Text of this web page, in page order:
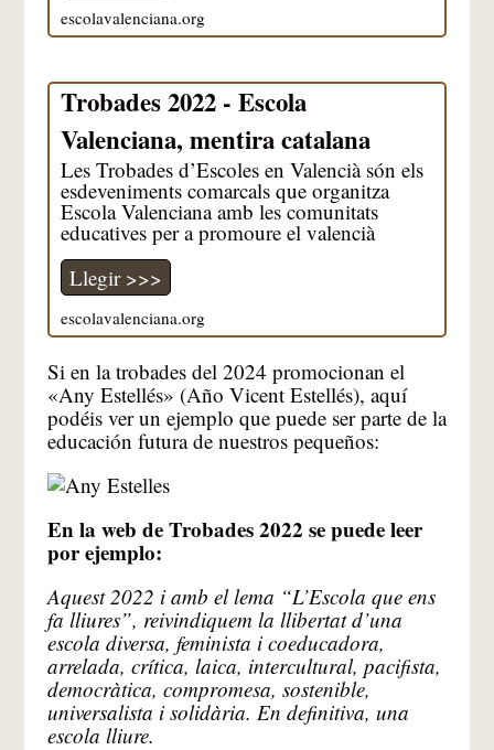
escolavalenciana.org
Trobades 2022 - Escola
Valenciana, mentira catalana
Les Trobades d’Escoles en Valencià són els
esdeveniments comarcals que organitza
Escola Valenciana amb les comunitats
educatives per a promoure el valencià
Llegir >>>
escolavalenciana.org
Si en la trobades del 2024 promocionan el
«Any Estellés» (Año Vicent Estellés), aquí
podéis ver un ejemplo que puede ser parte de la
educación futura de nuestros pequeños:
En la web de Trobades 2022 se puede leer
por ejemplo:
Aquest 2022 i amb el lema “L’Escola que ens
fa lliures”, reivindiquem la llibertat d’una
escola diversa, feminista i coeducadora,
arrelada, crítica, laica, intercultural, pacifista,
democràtica, compromesa, sostenible,
universalista i solidària. En definitiva, una
escola lliure.